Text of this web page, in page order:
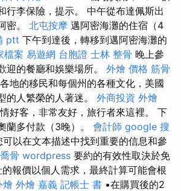
行李保險，提示。 中午從布達佩斯出
密。 北屯按摩 邁阿密海灘的住宿（4
ptt 下午到達後，轉移到邁阿密海灘的
檔案 易遊網 台胞證 士林 整骨 晚上參
迎的餐廳和娛樂場所。 外燴 價格 筋骨
地的移民和每個州的各種文化，美國
的人繁榮的人著迷。 外商投資 外燴
好客，非常友好，旅行者來這裡。 下
蘭多付款（3晚）。 會計師 google 搜
可以在文本描述中找到重要的信息和參
骨 wordpress 要約的有效性取決於免
報價以個人需求，最終計算可能會根
燴 外燴 嘉義 記帳士 書 •在購買後的2